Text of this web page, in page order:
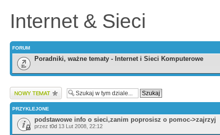
Internet & Sieci
FORUM
Poradniki, ważne tematy - Internet i Sieci Komputerowe
Wyślij nowy temat
PRZYKLEJONE
podstawowe info o sieci,zanim poprosisz o pomoc->zajrzyj
przez t0d 13 Lut 2008, 22:12